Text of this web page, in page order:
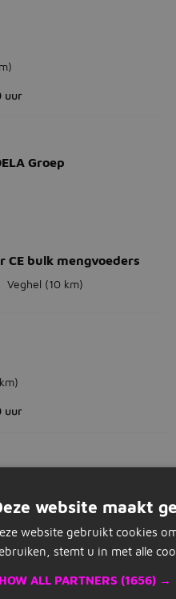
uur
Groep
bulk mengvoeders
Veghel (10 km)
uur
(dagdienst)
Productie
website maakt
website gebruikt cookies
stemt u in met alle
ALL PARTNERS (1656) →